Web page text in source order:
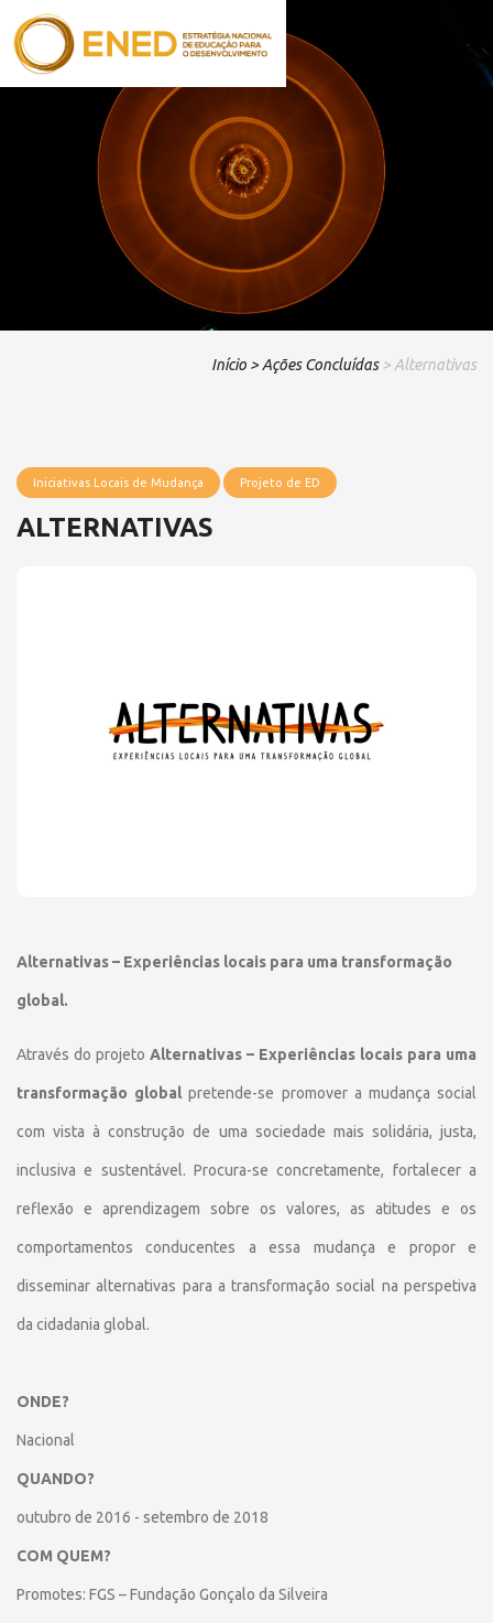
Início > Ações Concluídas > Alternativas
Iniciativas Locais de Mudança Projeto de ED
ALTERNATIVAS
Alternativas – Experiências locais para uma transformação
global.
Através do projeto Alternativas – Experiências locais para uma
transformação globalpretende-se promover a mudança social
com vista à construção de uma sociedade mais solidária, justa,
inclusiva e sustentável. Procura-se concretamente, fortalecer a
reflexão e aprendizagem sobre os valores, as atitudes e os
comportamentos conducentes a essa mudança e propor e
disseminar alternativas para a transformação social na perspetiva
da cidadania global.
ONDE?
Nacional
QUANDO?
outubro de 2016 - setembro de 2018
COM QUEM?
Promotes: FGS – Fundação Gonçalo da Silveira